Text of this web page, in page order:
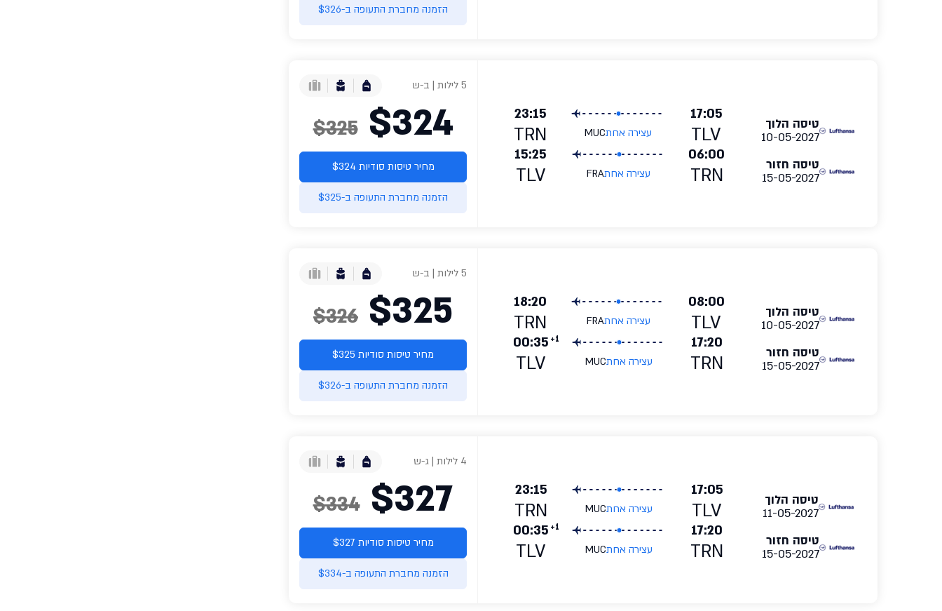
הזמנה מחברת התעופה ב-$326
טיסה הלוך
10-05-2027
17:05
TLV עצירה אחתMUC
23:15
TRN
טיסה חזור
15-05-2027
06:00
TRN עצירה אחתFRA
15:25
TLV
$324
$325
5 לילות | ב-ש
מחיר טיסות סודיות $324
הזמנה מחברת התעופה ב-$325
טיסה הלוך
10-05-2027
08:00
TLV עצירה אחתFRA
18:20
TRN
טיסה חזור
15-05-2027
17:20
TRN עצירה אחתMUC
00:35 +1
TLV
$325
$326
5 לילות | ב-ש
מחיר טיסות סודיות $325
הזמנה מחברת התעופה ב-$326
טיסה הלוך
11-05-2027
17:05
TLV עצירה אחתMUC
23:15
TRN
טיסה חזור
15-05-2027
17:20
TRN עצירה אחתMUC
00:35 +1
TLV
$327
$334
4 לילות | ג-ש
מחיר טיסות סודיות $327
הזמנה מחברת התעופה ב-$334